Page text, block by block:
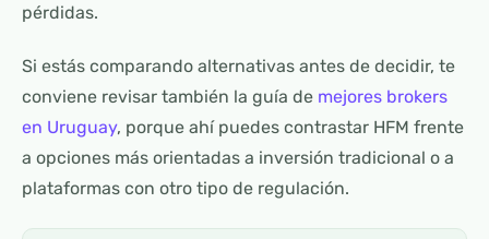
pérdidas.
Si estás comparando alternativas antes de decidir, te
conviene revisar también la guía de mejores brokers
en Uruguay, porque ahí puedes contrastar HFM frente
a opciones más orientadas a inversión tradicional o a
plataformas con otro tipo de regulación.